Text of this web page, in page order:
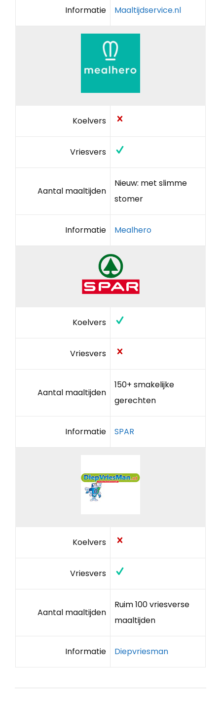
Informatie Maaltijdservice.nl
Koelvers
Vriesvers
Aantal maaltijden
Nieuw: met slimme
stomer
Informatie Mealhero
Koelvers
Vriesvers
Aantal maaltijden
150+ smakelijke
gerechten
Informatie SPAR
Koelvers
Vriesvers
Aantal maaltijden
Ruim 100 vriesverse
maaltijden
Informatie Diepvriesman